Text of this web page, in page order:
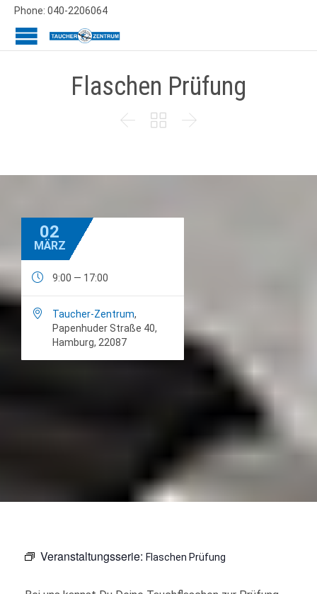
Phone: 040-2206064
Flaschen Prüfung
  
02
MÄRZ
 9:00 — 17:00
 Taucher-Zentrum,
Papenhuder Straße 40,
Hamburg, 22087
Veranstaltungsserie: Flaschen Prüfung